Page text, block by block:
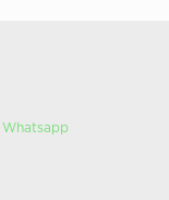
Whatsapp